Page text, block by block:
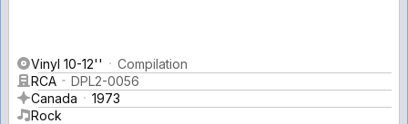
Vinyl 10-12''
Compilation
RCA
DPL2-0056
Canada
1973
Rock